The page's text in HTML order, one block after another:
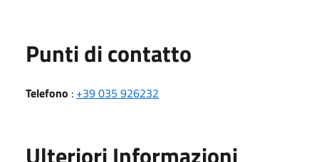
Punti di contatto
Telefono : +39 035 926232